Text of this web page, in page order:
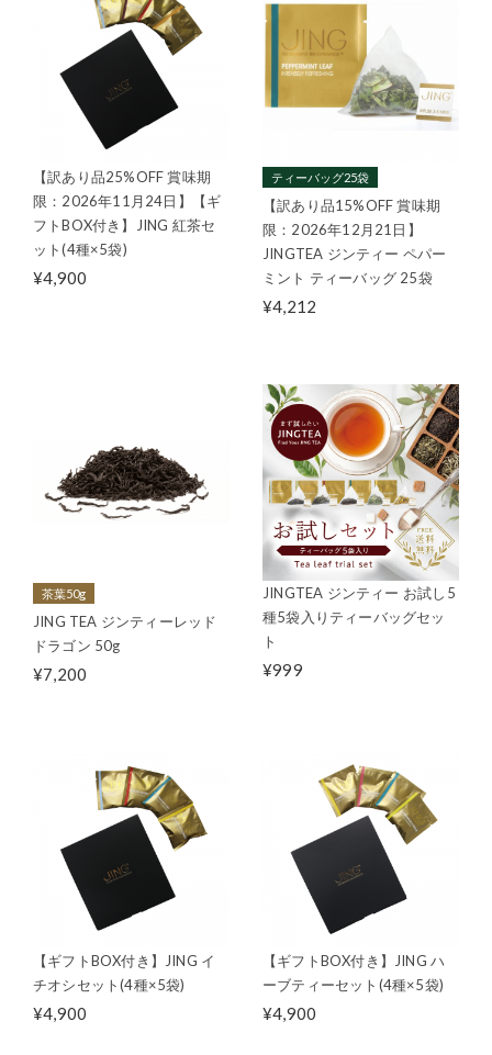
【訳あり品25%OFF 賞味期
限：2026年11月24日】【ギ
フトBOX付き】JING 紅茶セ
ット(4種×5袋)
¥4,900
ティーバッグ25袋
【訳あり品15%OFF 賞味期
限：2026年12月21日】
JINGTEA ジンティー ペパー
ミント ティーバッグ 25袋
¥4,212
茶葉50g
JING TEA ジンティーレッド
ドラゴン 50g
¥7,200
JINGTEA ジンティー お試し5
種5袋入りティーバッグセッ
ト
¥999
【ギフトBOX付き】JING イ
チオシセット(4種×5袋)
¥4,900
【ギフトBOX付き】JING ハ
ーブティーセット(4種×5袋)
¥4,900